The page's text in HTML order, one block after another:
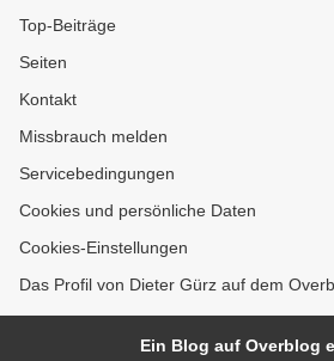
Top-Beiträge
Seiten
Kontakt
Missbrauch melden
Servicebedingungen
Cookies und persönliche Daten
Cookies-Einstellungen
Das Profil von Dieter Gürz auf dem
Ein Blog auf Overblog